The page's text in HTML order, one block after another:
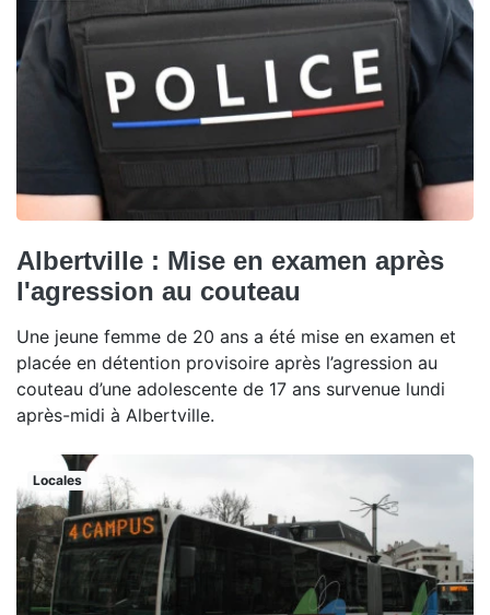
Albertville : Mise en examen après
l'agression au couteau
Une jeune femme de 20 ans a été mise en examen et
placée en détention provisoire après l’agression au
couteau d’une adolescente de 17 ans survenue lundi
après-midi à Albertville.
Locales